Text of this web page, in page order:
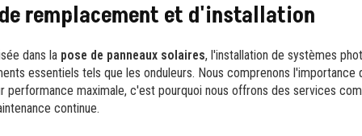
remplacement et d'installation
dans la pose de panneaux solaires, l'installation de systèmes
essentiels tels que les onduleurs. Nous comprenons l'importance
performance maximale, c'est pourquoi nous offrons des services
continue.